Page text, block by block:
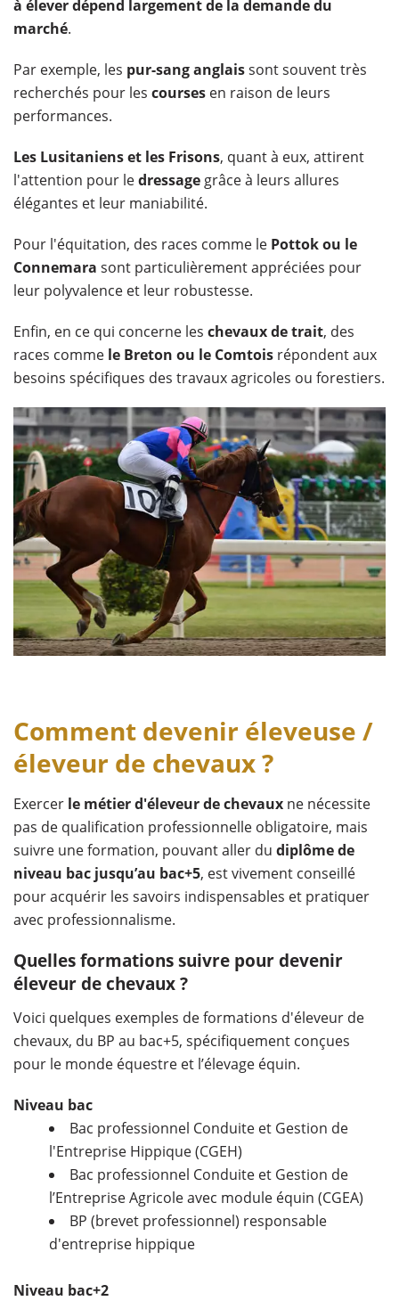
à élever dépend largement de la demande du
marché.
Par exemple, les pur-sang anglaissont souvent très
recherchés pour les courses en raison de leurs
performances.
Les Lusitaniens et les Frisons, quant à eux, attirent
l'attention pour ledressage grâce à leurs allures
élégantes et leur maniabilité.
Pour l'équitation, des races comme le Pottok ou le
Connemara sont particulièrement appréciées pour
leur polyvalence et leur robustesse.
Enfin, en ce qui concerne les chevaux de trait, des
races comme le Breton ou le Comtois répondent aux
besoins spécifiques des travaux agricoles ou forestiers.
Comment devenir éleveuse /
éleveur de chevaux ?
Exercer le métier d'éleveur de chevaux ne nécessite
pas de qualification professionnelle obligatoire, mais
suivre une formation, pouvant aller du diplôme de
niveau bac jusqu’au bac+5, est vivement conseillé
pour acquérir les savoirs indispensables et pratiquer
avec professionnalisme.
Quelles formations suivre pour devenir
éleveur de chevaux ?
Voici quelques exemples de formations d'éleveur de
chevaux, du BP au bac+5, spécifiquement conçues
pour le monde équestre et l’élevage équin.
Niveau bac
Bac professionnel Conduite et Gestion de
l'Entreprise Hippique (CGEH)
Bac professionnel Conduite et Gestion de
l’Entreprise Agricole avec module équin (CGEA)
BP (brevet professionnel) responsable
d'entreprise hippique
Niveau bac+2